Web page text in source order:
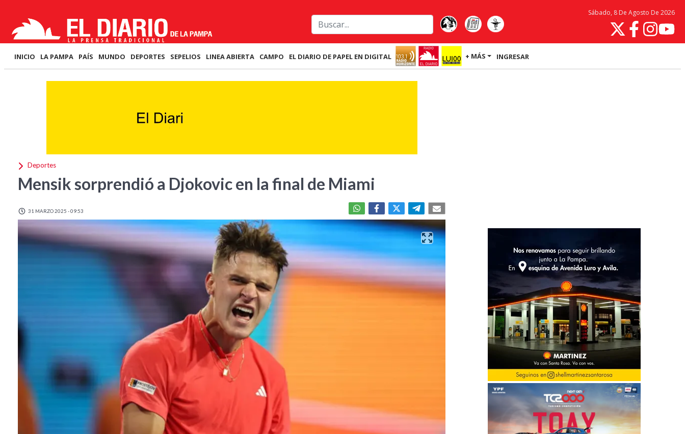
Sábado, 8 De Agosto De 2026
INICIO LA PAMPA PAÍS MUNDO DEPORTES SEPELIOS LINEA ABIERTA CAMPO EL DIARIO DE PAPEL EN DIGITAL + MÁS INGRESAR
Deportes
Mensik sorprendió a Djokovic en la final de Miami
31 MARZO 2025 - 09:53